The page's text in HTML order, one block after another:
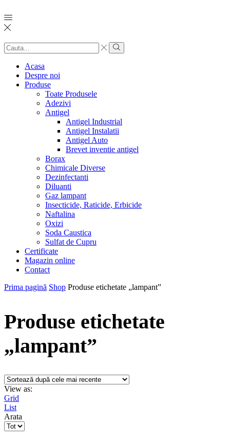
Search
input
Search
Acasa
Despre noi
Produse
Toate Produsele
Adezivi
Antigel
Antigel Industrial
Antigel Instalatii
Antigel Auto
Brevet inventie antigel
Borax
Chimicale Diverse
Dezinfectanti
Diluanti
Gaz lampant
Insecticide, Raticide, Erbicide
Naftalina
Oxizi
Soda Caustica
Sulfat de Cupru
Certificate
Magazin online
Contact
Prima pagină Shop Produse etichetate „lampant”
Produse etichetate
„lampant”
View as:
Grid
List
Arata
Products